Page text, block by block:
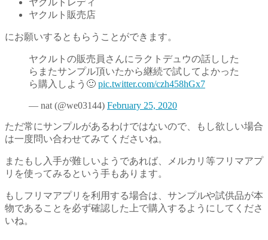
ヤクルト販売店
にお願いするともらうことができます。
ヤクルトの販売員さんにラクトデュウの話しした
らまたサンプル頂いたから継続で試してよかった
ら購入しよう🙂 pic.twitter.com/czh458hGx7
— nat (@we03144) February 25, 2020
ただ常にサンプルがあるわけではないので、もし欲しい場合
は一度問い合わせてみてくださいね。
またもし入手が難しいようであれば、メルカリ等フリマアプ
リを使ってみるという手もあります。
もしフリマアプリを利用する場合は、サンプルや試供品が本
物であることを必ず確認した上で購入するようにしてくださ
いね。